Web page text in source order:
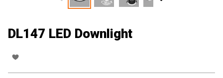
DL147 LED Downlight